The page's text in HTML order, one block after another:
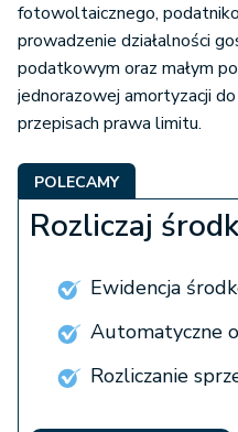
fotowoltaicznego,
prowadzenie działalności
podatkowym oraz małym
jednorazowej amortyzacji
przepisach prawa limitu.
POLECAMY
Rozliczaj
Ewidencja
Automatyczne
Rozliczanie